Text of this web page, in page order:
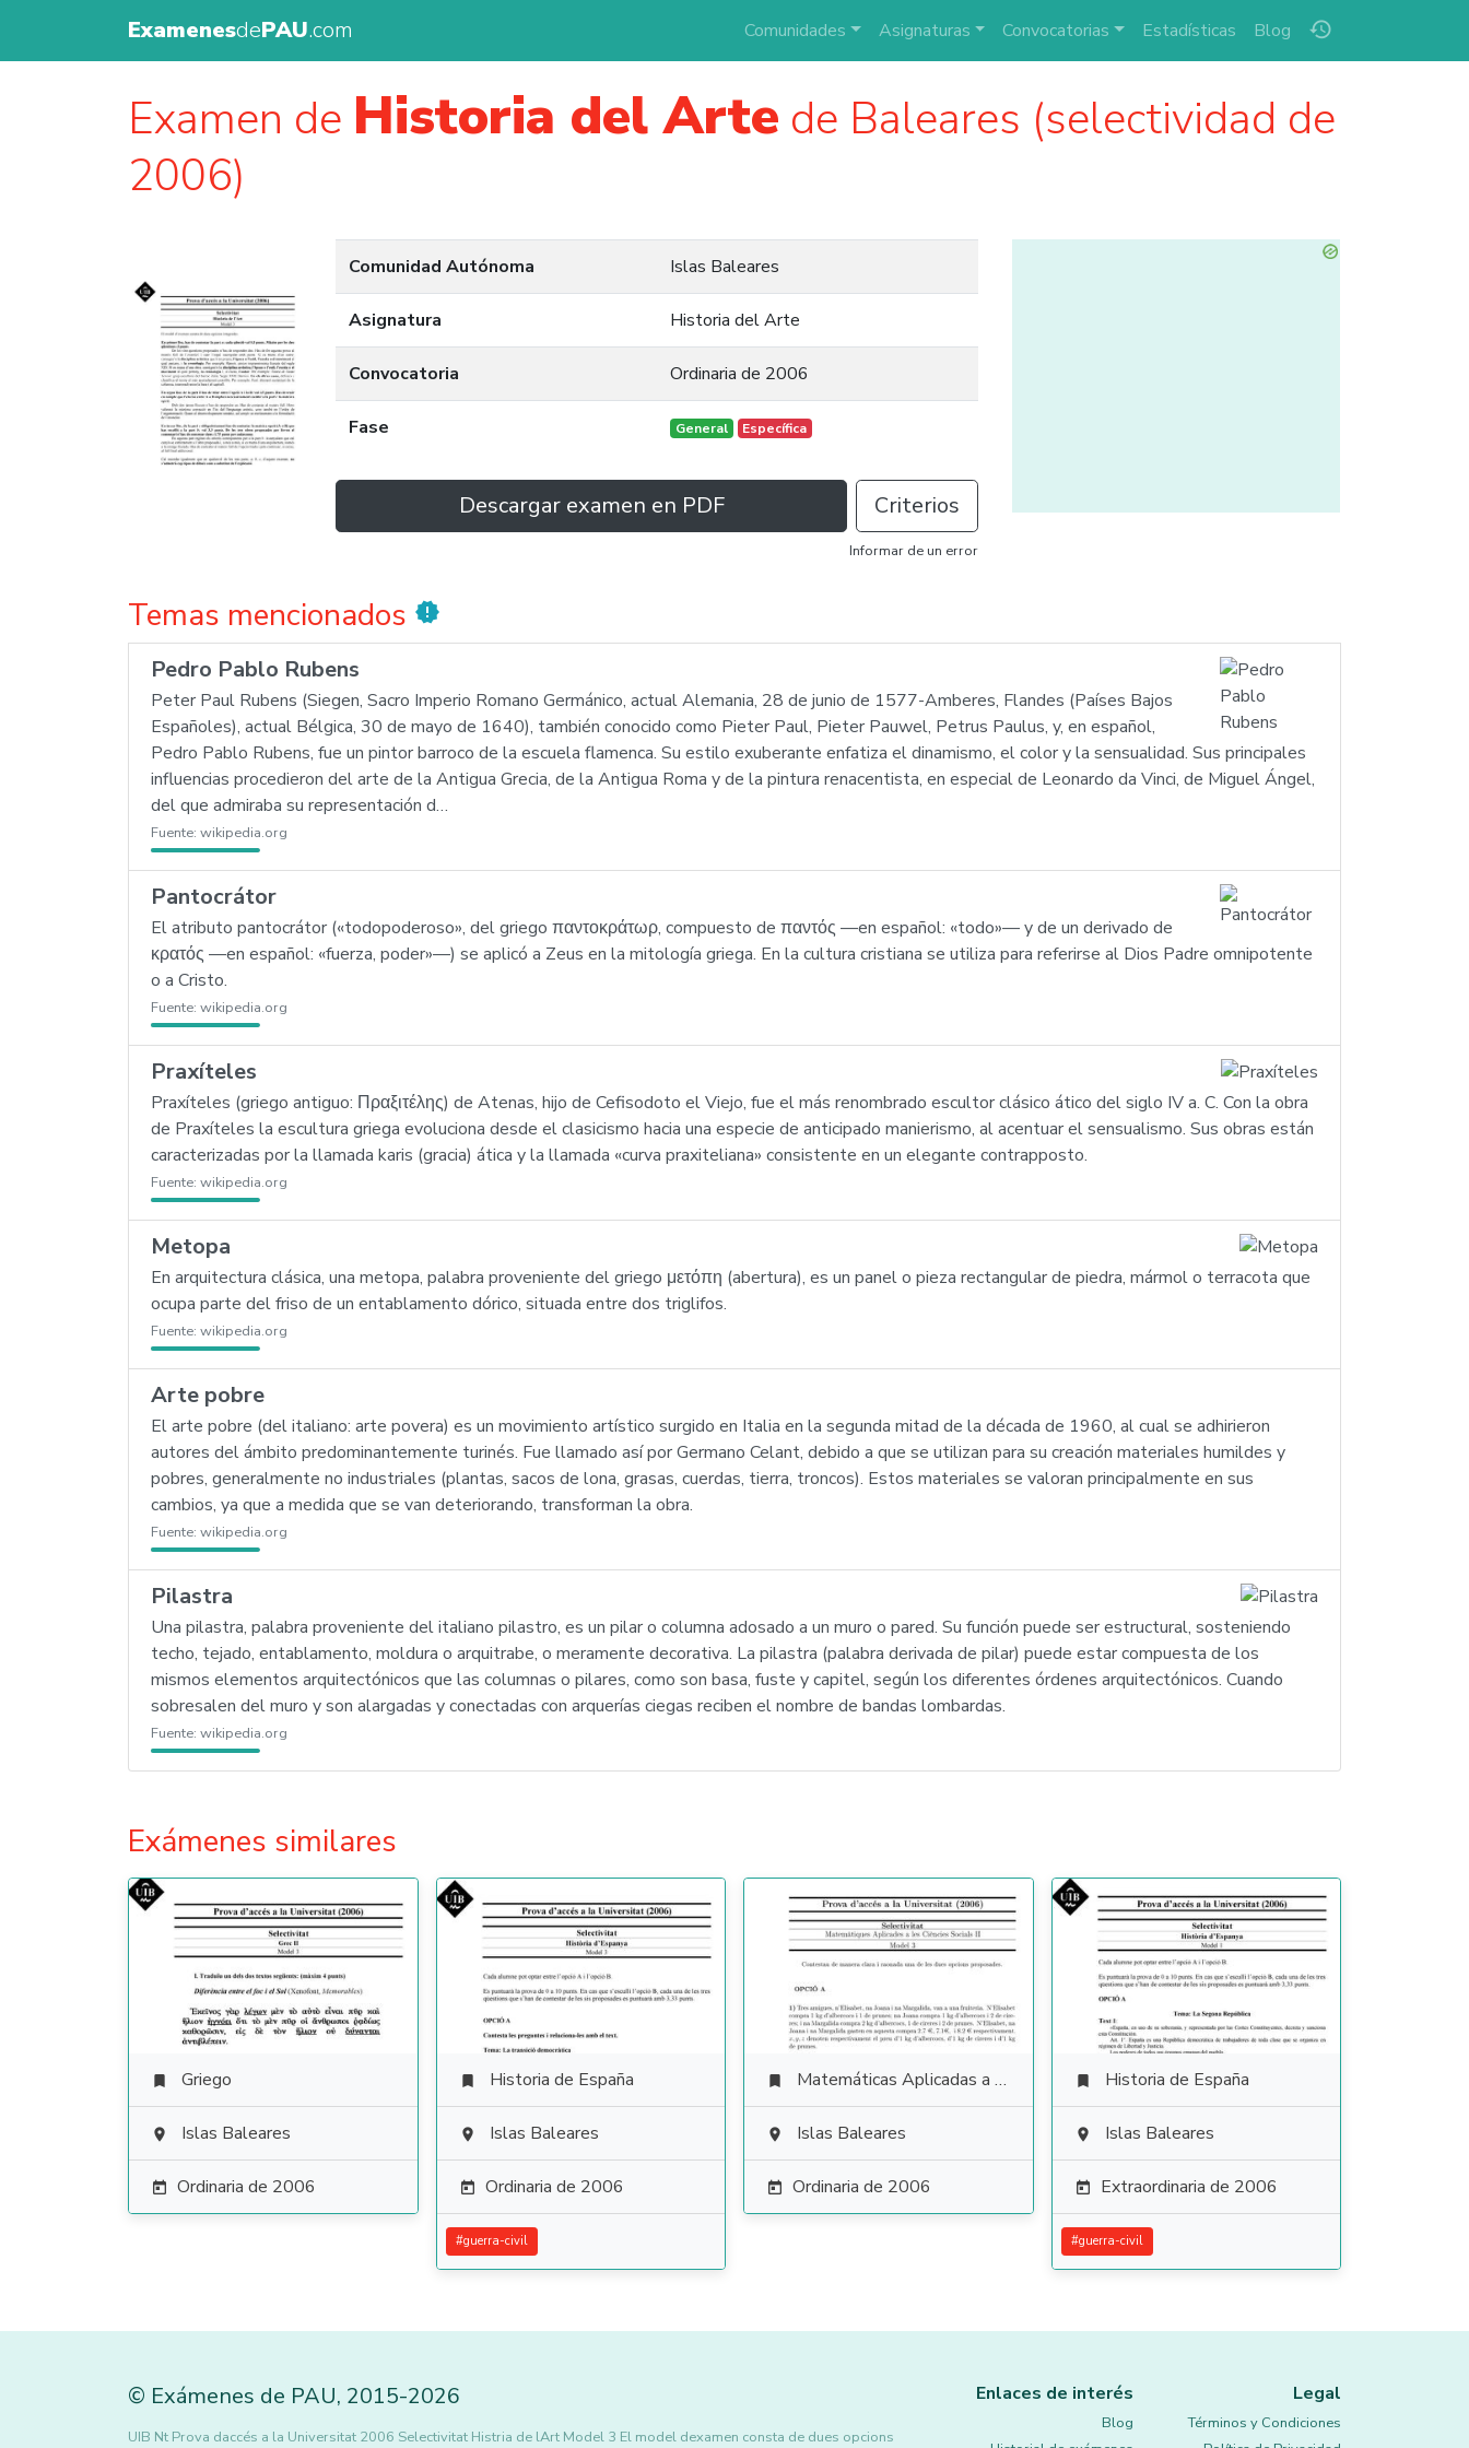
ExamenesdePAU.com history
Comunidades Asignaturas Convocatorias Estadísticas Blog
Examen de Historia del Arte de Baleares (selectividad de
2006)
Comunidad Autónoma Islas Baleares
Asignatura Historia del Arte
Convocatoria Ordinaria de 2006
Fase General Específica
Descargar examen en PDF Criterios
Informar de un error
Temas mencionados new_releases
Pedro Pablo Rubens
Peter Paul Rubens (Siegen, Sacro Imperio Romano Germánico, actual Alemania, 28 de junio de 1577-Amberes, Flandes (Países Bajos
Españoles), actual Bélgica, 30 de mayo de 1640), también conocido como Pieter Paul, Pieter Pauwel, Petrus Paulus, y, en español,
Pedro Pablo Rubens, fue un pintor barroco de la escuela flamenca. Su estilo exuberante enfatiza el dinamismo, el color y la sensualidad. Sus principales
influencias procedieron del arte de la Antigua Grecia, de la Antigua Roma y de la pintura renacentista, en especial de Leonardo da Vinci, de Miguel Ángel,
del que admiraba su representación d…
Fuente: wikipedia.org
Pantocrátor
El atributo pantocrátor («todopoderoso», del griego παντοκράτωρ, compuesto de παντός —en español: «todo»— y de un derivado de
κρατός —en español: «fuerza, poder»—) se aplicó a Zeus en la mitología griega. En la cultura cristiana se utiliza para referirse al Dios Padre omnipotente
o a Cristo.
Fuente: wikipedia.org
Praxíteles
Praxíteles (griego antiguo: Πραξιτέλης) de Atenas, hijo de Cefisodoto el Viejo, fue el más renombrado escultor clásico ático del siglo IV a. C. Con la obra
de Praxíteles la escultura griega evoluciona desde el clasicismo hacia una especie de anticipado manierismo, al acentuar el sensualismo. Sus obras están
caracterizadas por la llamada karis (gracia) ática y la llamada «curva praxiteliana» consistente en un elegante contrapposto.
Fuente: wikipedia.org
Metopa
En arquitectura clásica, una metopa, palabra proveniente del griego μετόπη (abertura), es un panel o pieza rectangular de piedra, mármol o terracota que
ocupa parte del friso de un entablamento dórico, situada entre dos triglifos.
Fuente: wikipedia.org
Arte pobre
El arte pobre (del italiano: arte povera) es un movimiento artístico surgido en Italia en la segunda mitad de la década de 1960, al cual se adhirieron
autores del ámbito predominantemente turinés. Fue llamado así por Germano Celant, debido a que se utilizan para su creación materiales humildes y
pobres, generalmente no industriales (plantas, sacos de lona, grasas, cuerdas, tierra, troncos). Estos materiales se valoran principalmente en sus
cambios, ya que a medida que se van deteriorando, transforman la obra.
Fuente: wikipedia.org
Pilastra
Una pilastra, palabra proveniente del italiano pilastro, es un pilar o columna adosado a un muro o pared. Su función puede ser estructural, sosteniendo
techo, tejado, entablamento, moldura o arquitrabe, o meramente decorativa. La pilastra (palabra derivada de pilar) puede estar compuesta de los
mismos elementos arquitectónicos que las columnas o pilares, como son basa, fuste y capitel, según los diferentes órdenes arquitectónicos. Cuando
sobresalen del muro y son alargadas y conectadas con arquerías ciegas reciben el nombre de bandas lombardas.
Fuente: wikipedia.org
Exámenes similares
 Griego
 Islas Baleares
 Ordinaria de 2006
 Historia de España
 Islas Baleares
 Ordinaria de 2006
#guerra-civil
 Matemáticas Aplicadas a las Ciencias Sociales
 Islas Baleares
 Ordinaria de 2006
 Historia de España
 Islas Baleares
 Extraordinaria de 2006
#guerra-civil
© Exámenes de PAU, 2015-2026
UIB Nt Prova daccés a la Universitat 2006 Selectivitat Histria de lArt Model 3 El model dexamen consta de dues opcions
Enlaces de interés
Blog
Legal
Términos y Condiciones